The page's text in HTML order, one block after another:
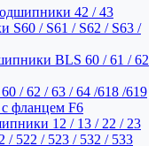
42 / 43
/ S61 / S62 / S63 /
BLS 60 / 61 / 62
/ 62 / 63 / 64 /618 /619
фланцем F6
12 / 13 / 22 / 23
522 / 523 / 532 / 533